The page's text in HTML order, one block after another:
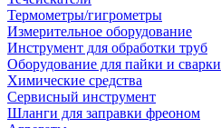
Термометры/гигрометры
Измерительное оборудование
Инструмент для обработки труб
Оборудование для пайки и сварки
Химические средства
Сервисный инструмент
Шланги для заправки фреоном